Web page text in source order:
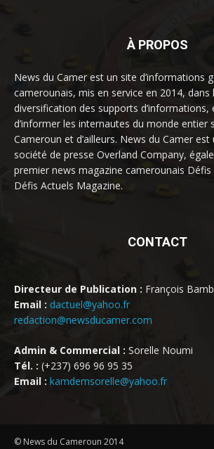
À PROPOS
News du Camer est un site d’informations
camerounais, mis en service en 2014, dans
diversification des supports d’informations,
d’informer les internautes du monde entier
Cameroun et d’ailleurs. News du Camer
société de presse Overland Company,
premier news magazine camerounais Défis
Défis Actuels Magazine.
CONTACT
Directeur de Publication : François
Email : dactuel@yahoo.fr
redaction@newsducamer.com
Admin & Commercial : Sorelle Noumi
Tél. : (+237) 696 96 95 35
Email : kamdemsorelle@yahoo.fr
© News du Cameroun 2014